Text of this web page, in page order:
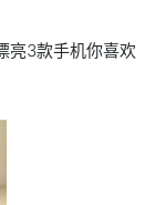
亮3款手机你喜欢